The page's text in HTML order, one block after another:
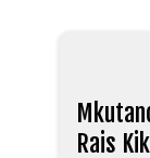
Rais